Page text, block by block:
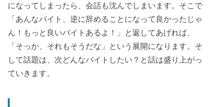
になってしまったら、会話も沈んでしまいます。そこで
「あんなバイト、逆に辞めることになって良かったじゃ
ん！もっと良いバイトあるよ！」と返してあげれば、
「そっか、それもそうだな」という展開になります。そ
して話題は、次どんなバイトしたい？と話は盛り上がっ
ていきます。